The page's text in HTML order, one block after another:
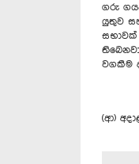
ගරු
යුතුව
වගකීම
(ආ)